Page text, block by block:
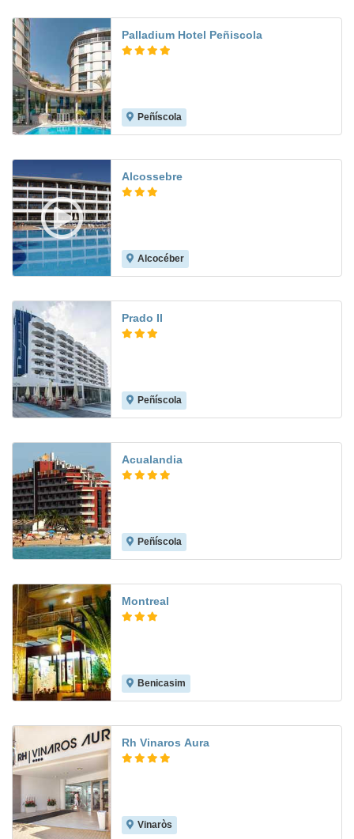
Palladium Hotel Peñiscola
Peñíscola
Alcossebre
Alcocéber
Prado II
Peñíscola
Acualandia
Peñíscola
Montreal
Benicasim
Rh Vinaros Aura
Vinaròs